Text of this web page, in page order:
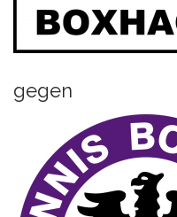
t
o
gegen